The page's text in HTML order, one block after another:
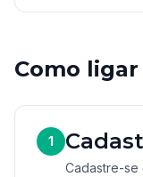
Como
1
Cadastre-se